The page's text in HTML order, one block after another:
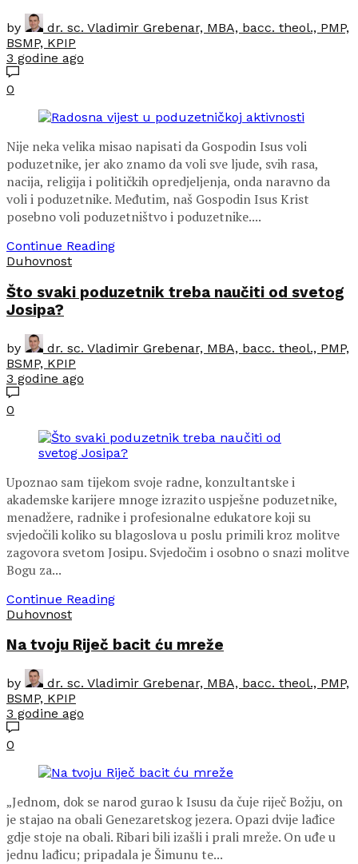
by
dr. sc. Vladimir Grebenar, MBA, bacc. theol., PMP,
BSMP, KPIP
3 godine ago
0
Nije neka velika misao napisati da Gospodin Isus voli
poduzetnike, jer ako znamo da voli sve ljude, svih rasa,
nacija, religija i političkih opredjeljenja, onda naravno da
voli i poduzetnike. Međutim, naš Gospodin Isus Krist
posebno voli poduzetništvo i poduzetnike....
Continue Reading
Duhovnost
Što svaki poduzetnik treba naučiti od svetog
Josipa?
by
dr. sc. Vladimir Grebenar, MBA, bacc. theol., PMP,
BSMP, KPIP
3 godine ago
0
Upoznao sam tijekom svoje radne, konzultantske i
akademske karijere mnoge izrazito uspješne poduzetnike,
menadžere, radnike i profesionalne edukatore koji su
svjedočili koliko su blagoslova u poslu primili kroz molitve
zagovora svetom Josipu. Svjedočim i osobno o snazi molitve
Bogu za...
Continue Reading
Duhovnost
Na tvoju Riječ bacit ću mreže
by
dr. sc. Vladimir Grebenar, MBA, bacc. theol., PMP,
BSMP, KPIP
3 godine ago
0
„Jednom, dok se narod gurao k Isusu da čuje riječ Božju, on
je stajao na obali Genezaretskog jezera. Opazi dvije lađice
gdje stoje na obali. Ribari bili izašli i prali mreže. On uđe u
jednu lađicu; pripadala je Šimunu te...